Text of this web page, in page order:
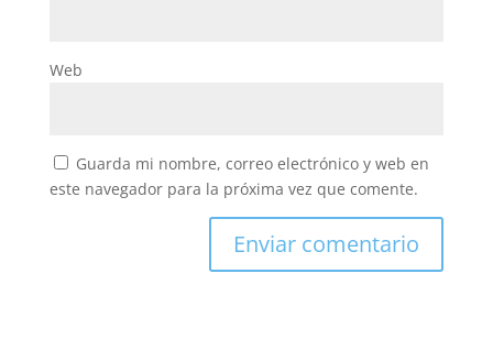
Web
Guarda mi nombre, correo electrónico y web en
este navegador para la próxima vez que comente.